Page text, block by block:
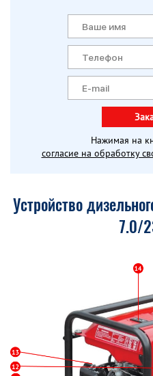
Нажимая на
согласие на обработку
Устройство
7.0/